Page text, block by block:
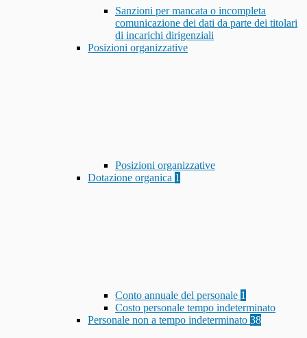
Sanzioni per mancata o incompleta
comunicazione dei dati da parte dei titolari
di incarichi dirigenziali
Posizioni organizzative
Posizioni organizzative
Dotazione organica 1
Conto annuale del personale 1
Costo personale tempo indeterminato
Personale non a tempo indeterminato 38